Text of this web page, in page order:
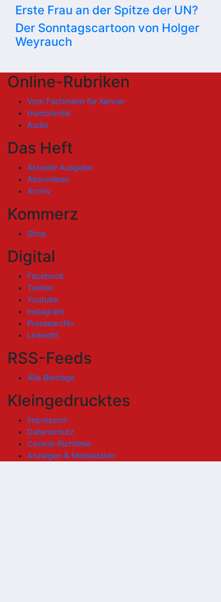
Erste Frau an der Spitze der UN?
Der Sonntagscartoon von Holger
Weyrauch
Online-Rubriken
Vom Fachmann für Kenner
Humorkritik
Audio
Das Heft
Aktuelle Ausgabe
Abonnieren
Archiv
Kommerz
Shop
Digital
Facebook
Twitter
Youtube
Instagram
Pressearchiv
LinkedIn
RSS-Feeds
Alle Beiträge
Kleingedrucktes
Impressum
Datenschutz
Cookie-Richtlinie
Anzeigen & Mediadaten